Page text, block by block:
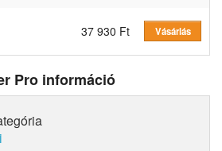
37 930 Ft Vásárlás
Pro információ